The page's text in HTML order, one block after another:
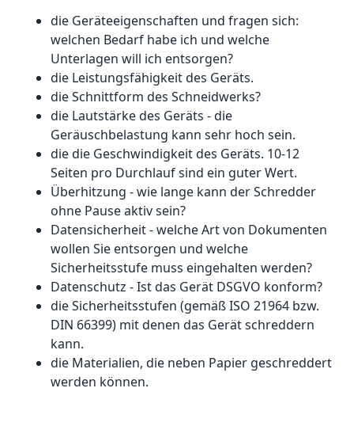
die Geräteeigenschaften und fragen sich:
welchen Bedarf habe ich und welche
Unterlagen will ich entsorgen?
die Leistungsfähigkeit des Geräts.
die Schnittform des Schneidwerks?
die Lautstärke des Geräts - die
Geräuschbelastung kann sehr hoch sein.
die die Geschwindigkeit des Geräts. 10-12
Seiten pro Durchlauf sind ein guter Wert.
Überhitzung - wie lange kann der Schredder
ohne Pause aktiv sein?
Datensicherheit - welche Art von Dokumenten
wollen Sie entsorgen und welche
Sicherheitsstufe muss eingehalten werden?
Datenschutz - Ist das Gerät DSGVO konform?
die Sicherheitsstufen (gemäß ISO 21964 bzw.
DIN 66399) mit denen das Gerät schreddern
kann.
die Materialien, die neben Papier geschreddert
werden können.